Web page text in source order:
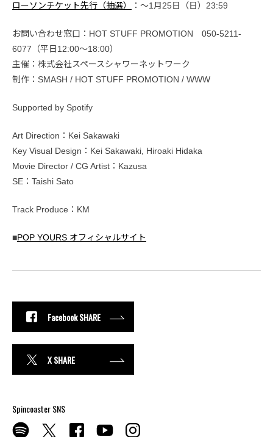
ローソンチケット先行（抽選）
：〜1月25日（日）23:59
お問い合わせ窓口：HOT STUFF PROMOTION 050-5211-
6077（平日12:00〜18:00）
主催：株式会社スペースシャワーネットワーク
制作：SMASH / HOT STUFF PROMOTION / WWW
Supported by Spotify
Art Direction：Kei Sakawaki
Key Visual Design：Kei Sakawaki, Hiroaki Hidaka
Movie Director / CG Artist：Kazusa
SE：Taishi Sato
Track Produce：KM
■POP YOURS オフィシャルサイト
Facebook SHARE
X SHARE
Spincoaster SNS